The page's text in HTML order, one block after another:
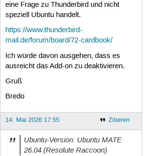
eine Frage zu Thunderbird und nicht
speziell Ubuntu handelt.
https://www.thunderbird-
mail.de/forum/board/72-cardbook/
Ich würde davon ausgehen, dass es
ausreicht das Add-on zu deaktivieren.
Gruß
Bredo
Zitieren
14. Mai 2026 17:55
Ubuntu-Version: Ubuntu MATE
26.04 (Resolute Raccoon)